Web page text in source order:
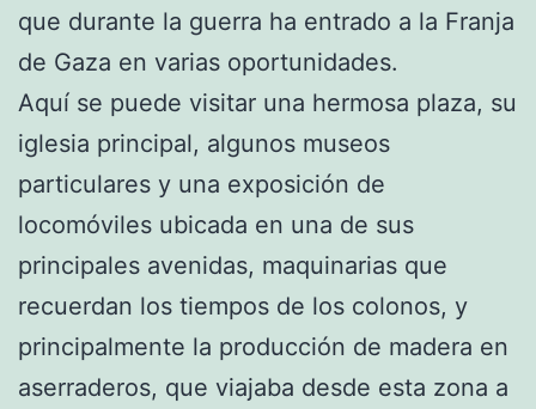
que durante la guerra ha entrado a la Franja
de Gaza en varias oportunidades.
Aquí se puede visitar una hermosa plaza, su
iglesia principal, algunos museos
particulares y una exposición de
locomóviles ubicada en una de sus
principales avenidas, maquinarias que
recuerdan los tiempos de los colonos, y
principalmente la producción de madera en
aserraderos, que viajaba desde esta zona a